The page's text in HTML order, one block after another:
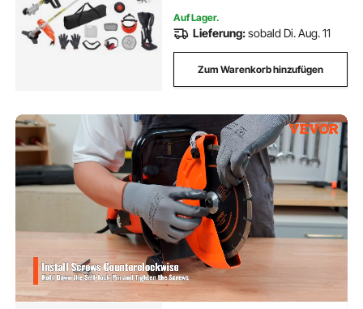
Auf Lager.
Lieferung:sobald Di. Aug. 11
Zum Warenkorb hinzufügen